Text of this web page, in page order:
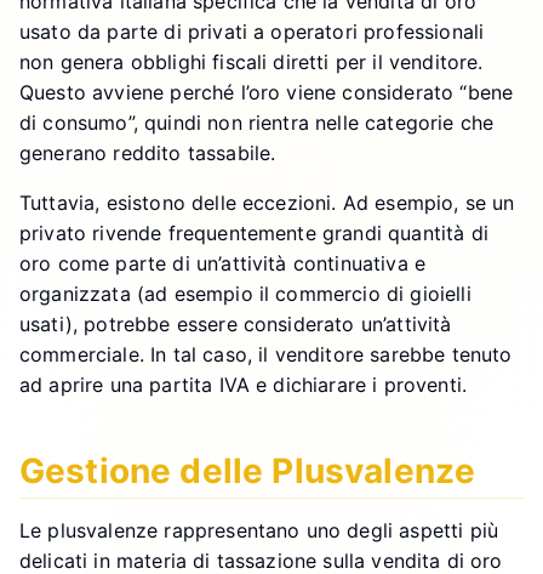
usato da parte di privati a operatori professionali
non genera obblighi fiscali diretti per il venditore.
Questo avviene perché l’oro viene considerato “bene
di consumo”, quindi non rientra nelle categorie che
generano reddito tassabile.
Tuttavia, esistono delle eccezioni. Ad esempio, se un
privato rivende frequentemente grandi quantità di
oro come parte di un’attività continuativa e
organizzata (ad esempio il commercio di gioielli
usati), potrebbe essere considerato un’attività
commerciale. In tal caso, il venditore sarebbe tenuto
ad aprire una partita IVA e dichiarare i proventi.
Gestione delle Plusvalenze
Le plusvalenze rappresentano uno degli aspetti più
delicati in materia di tassazione sulla vendita di oro